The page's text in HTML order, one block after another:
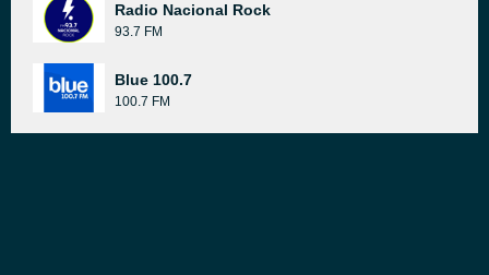
Radio Nacional Rock
93.7 FM
Blue 100.7
100.7 FM